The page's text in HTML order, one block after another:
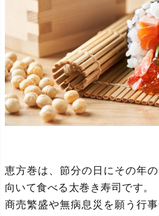
恵方巻は、節分の日にその年
向いて食べる太巻き寿司です。
商売繁盛や無病息災を願う行